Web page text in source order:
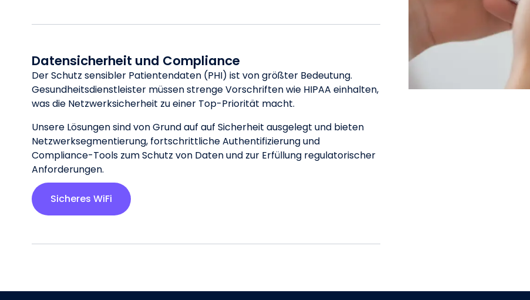
Datensicherheit und Compliance
Der Schutz sensibler Patientendaten (PHI) ist von größter Bedeutung.
Gesundheitsdienstleister müssen strenge Vorschriften wie HIPAA einhalten,
was die Netzwerksicherheit zu einer Top-Priorität macht.
Unsere Lösungen sind von Grund auf auf Sicherheit ausgelegt und bieten
Netzwerksegmentierung, fortschrittliche Authentifizierung und
Compliance-Tools zum Schutz von Daten und zur Erfüllung regulatorischer
Anforderungen.
Sicheres WiFi